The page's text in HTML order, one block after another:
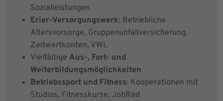
Sozialleistungen
Erler-Versorgungswerk: Betriebliche
Altersvorsorge, Gruppenunfallversicherung,
Zeitwertkonten, VWL
Vielfältige Aus-, Fort- und
Weiterbildungsmöglichkeiten
Betriebssport und Fitness: Kooperationen mit
Studios, Fitnesskurse, JobRad